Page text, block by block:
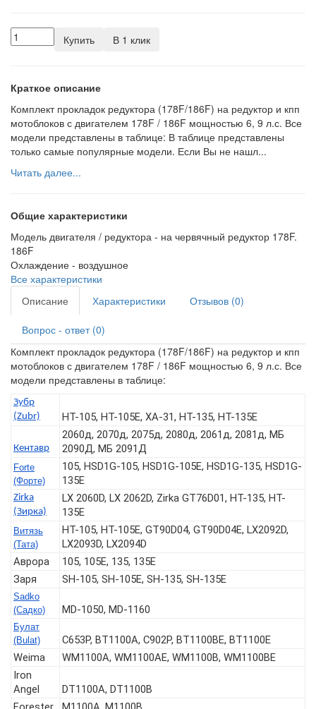
Купить В 1 клик
Краткое описание
Комплект прокладок редуктора (178F/186F) на редуктор и кпп
мотоблоков с двигателем 178F / 186F мощностью 6, 9 л.с. Все
модели представлены в таблице: В таблице представлены
только самые популярные модели. Если Вы не нашл...
Читать далее...
Общие характеристики
Модель двигателя / редуктора - на червячный редуктор 178F.
186F
Охлаждение - воздушное
Все характеристики
Описание
Характеристики Отзывов (0)
Вопрос - ответ (0)
Комплект прокладок редуктора (178F/186F) на редуктор и кпп
мотоблоков с двигателем 178F / 186F мощностью 6, 9 л.с. Все
модели представлены в таблице:
Зубр
(Zubr)
HT-105, HT-105E, ХА-31, HT-135, HT-135E
Кентавр
2060д, 2070д, 2075д, 2080д, 2061д, 2081д, МБ
2090Д, МБ 2091Д
Forte
(Форте)
105, HSD1G-105, HSD1G-105E, HSD1G-135, HSD1G-
135E
Zirka
(Зирка)
LX 2060D, LX 2062D, Zirka GT76D01, HT-135, HT-
135E
Витязь
(Тата)
HT-105, HT-105E, GT90D04, GT90D04E, LX2092D,
LX2093D, LX2094D
Аврора
105, 105Е, 135, 135E
Заря
SH-105, SH-105E, SH-135, SH-135E
Sadko
(Садко)
MD-1050, MD-1160
Булат
(Bulat)
C653P, BT1100A, C902P, BT1100BЕ, BT1100E
Weima
WM1100A, WM1100AE, WM1100B, WM1100BE
Iron
Angel
DT1100A, DT1100B